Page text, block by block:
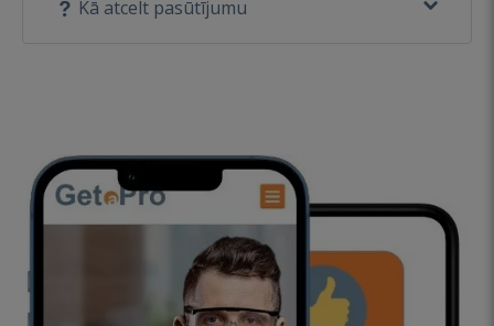
Kā atcelt pasūtījumu